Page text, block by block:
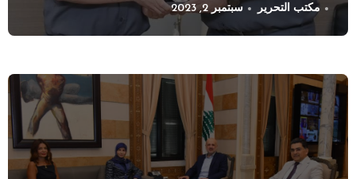
مكتب التحرير سبتمبر 2, 2023